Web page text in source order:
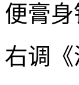
便膏
右调《